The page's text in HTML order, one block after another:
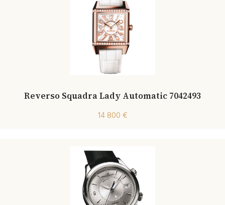
Reverso Squadra Lady Automatic 7042493
14 800 €